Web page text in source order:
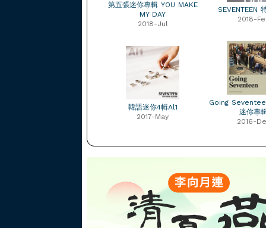
第五張迷你專輯 YOU MAKE
MY DAY
2018-Jul
SEVENTEEN
2018-
韓語迷你4輯Al1
2017-May
Going
迷你專
2016-